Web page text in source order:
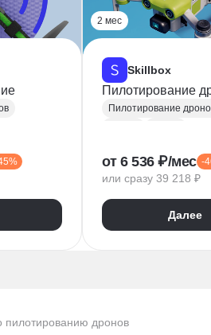
пилотированию дронов
2 мес
Skillbox
Пилотирование
Пилотирование
от 6 536 ₽/мес -
или сразу 39 218 ₽
Далее